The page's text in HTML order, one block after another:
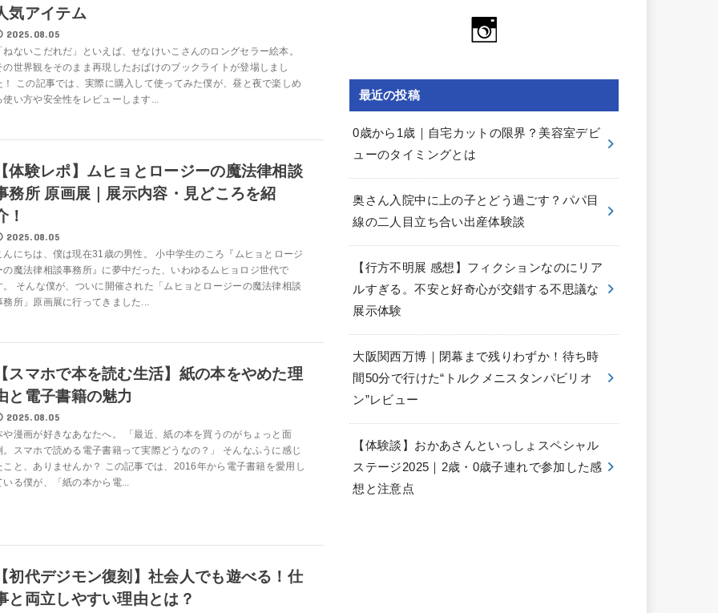
気アイテム
2025.08.05
ねないこだれだ」といえば、せなけいこさんのロングセラー絵本。
の世界観をそのまま再現したおばけのブックライトが登場しまし
！ この記事では、実際に購入して使ってみた僕が、昼と夜で楽しめ
使い方や安全性をレビューします...
体験レポ】ムヒョとロージーの魔法律相談
務所 原画展｜展示内容・見どころを紹
！
2025.08.05
んにちは、僕は現在31歳の男性。 小中学生のころ『ムヒョとロージ
の魔法律相談事務所』に夢中だった、いわゆるムヒョロジ世代で
。 そんな僕が、ついに開催された「ムヒョとロージーの魔法律相談
務所」原画展に行ってきました...
スマホで本を読む生活】紙の本をやめた理
と電子書籍の魅力
2025.08.05
や漫画が好きなあなたへ。 「最近、紙の本を買うのがちょっと面
。スマホで読める電子書籍って実際どうなの？」 そんなふうに感じ
こと、ありませんか？ この記事では、2016年から電子書籍を愛用し
いる僕が、「紙の本から電...
初代デジモン復刻】社会人でも遊べる！仕
と両立しやすい理由とは？
最近の投稿
0歳から1歳｜自宅カットの限界？美容室デビ
ューのタイミングとは
奥さん入院中に上の子とどう過ごす？パパ目
線の二人目立ち合い出産体験談
【行方不明展 感想】フィクションなのにリア
ルすぎる。不安と好奇心が交錯する不思議な
展示体験
大阪関西万博｜閉幕まで残りわずか！待ち時
間50分で行けた“トルクメニスタンパビリオ
ン”レビュー
【体験談】おかあさんといっしょスペシャル
ステージ2025｜2歳・0歳子連れで参加した感
想と注意点